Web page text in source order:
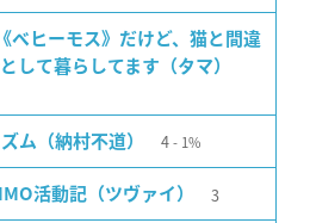
ベヒーモス》だけど、猫と間違
して暮らしてます（タマ）
ム（納村不道） 4 1%
活動記（ツヴァイ） 3